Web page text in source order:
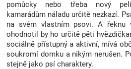
Hračkářství
Přihlášení
pomůcky nebo třeba nový
kamarádům náladu určitě nezkazí.
na svém vlastním psovi. A řeknu
ohodnotil by ho určitě pěti
sociálně přístupný a aktivní, mívá
soukromí domku a nikým nerušen.
stejně jako psí charaktery.